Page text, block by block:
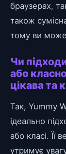
браузерах,
також
тому ви
Чи
або
цікава та
Так, Yummy
ідеально
або класі. Її
утримує